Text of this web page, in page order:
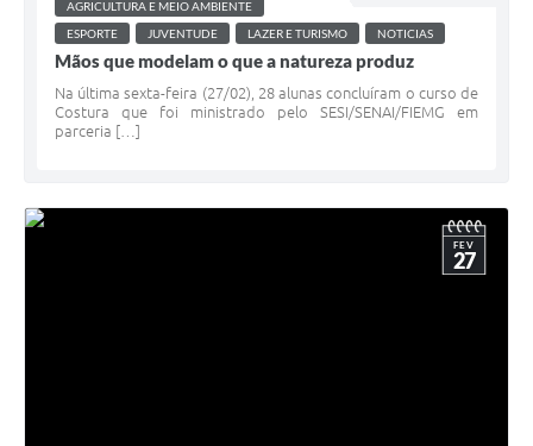
AGRICULTURA E MEIO AMBIENTE
ESPORTE
JUVENTUDE LAZER E TURISMO NOTICIAS
Mãos que modelam o que a natureza produz
Na última sexta-feira (27/02), 28 alunas concluíram o curso de
Costura que foi ministrado pelo SESI/SENAI/FIEMG em
parceria […]
FEV
27